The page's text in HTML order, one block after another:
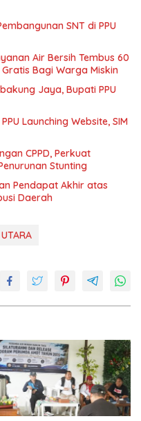
SNT di PPU
Air Bersih Tembus 60
Bagi Warga Miskin
Jaya, Bupati PPU
Launching Website, SIM
CPPD, Perkuat
Stunting
Pendapat Akhir atas
Daerah